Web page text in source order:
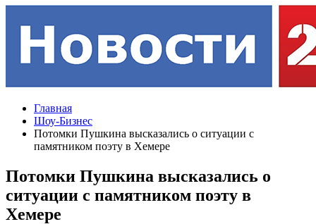
Главная
Шоу-Бизнес
Потомки Пушкина высказались о ситуации с
памятником поэту в Хемере
Потомки Пушкина высказались о
ситуации с памятником поэту в
Хемере